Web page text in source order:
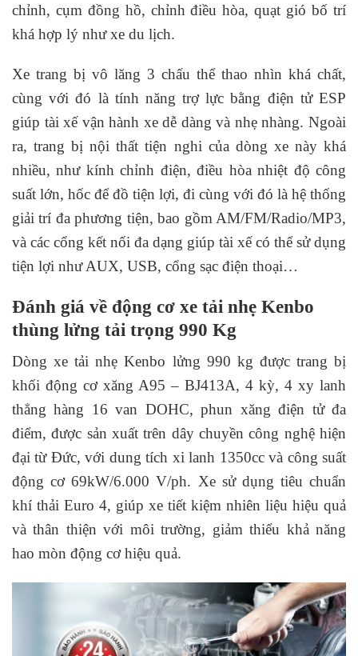
chỉnh, cụm đồng hồ, chỉnh điều hòa, quạt gió bố trí
khá hợp lý như xe du lịch.
Xe trang bị vô lăng 3 chấu thể thao nhìn khá chất,
cùng với đó là tính năng trợ lực bằng điện tử ESP
giúp tài xế vận hành xe dễ dàng và nhẹ nhàng. Ngoài
ra, trang bị nội thất tiện nghi của dòng xe này khá
nhiều, như kính chỉnh điện, điều hòa nhiệt độ công
suất lớn, hốc để đồ tiện lợi, đi cùng với đó là hệ thống
giải trí đa phương tiện, bao gồm AM/FM/Radio/MP3,
và các cổng kết nối đa dạng giúp tài xế có thể sử dụng
tiện lợi như AUX, USB, cổng sạc điện thoại…
Đánh giá về động cơ xe tải nhẹ Kenbo
thùng lửng tải trọng 990 Kg
Dòng xe tải nhẹ Kenbo lửng 990 kg được trang bị
khối động cơ xăng A95 – BJ413A, 4 kỳ, 4 xy lanh
thẳng hàng 16 van DOHC, phun xăng điện tử đa
điểm, được sản xuất trên dây chuyền công nghệ hiện
đại từ Đức, với dung tích xi lanh 1350cc và công suất
động cơ 69kW/6.000 V/ph. Xe sử dụng tiêu chuẩn
khí thải Euro 4, giúp xe tiết kiệm nhiên liệu hiệu quả
và thân thiện với môi trường, giảm thiểu khả năng
hao mòn động cơ hiệu quả.